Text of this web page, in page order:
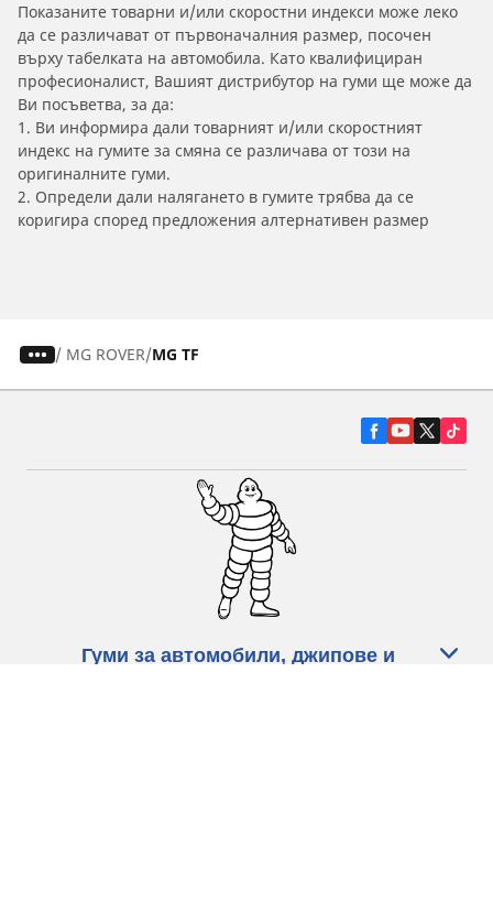
Показаните товарни и/или скоростни индекси може леко
да се различават от първоначалния размер, посочен
върху табелката на автомобила. Като квалифициран
професионалист, Вашият дистрибутор на гуми ще може да
Ви посъветва, за да:
1. Ви информира дали товарният и/или скоростният
индекс на гумите за смяна се различава от този на
оригиналните гуми.
2. Определи дали налягането в гумите трябва да се
коригира според предложения алтернативен размер
/ MG ROVER MG TF
Гуми за автомобили, джипове и